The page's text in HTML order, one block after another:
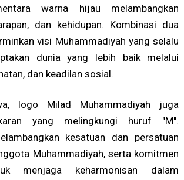
warna hijau melambangkan
dan kehidupan. Kombinasi dua
visi Muhammadiyah yang selalu
dunia yang lebih baik melalui
dan keadilan sosial.
logo Milad Muhammadiyah juga
yang melingkungi huruf "M".
kesatuan dan persatuan
Muhammadiyah, serta komitmen
menjaga keharmonisan dalam